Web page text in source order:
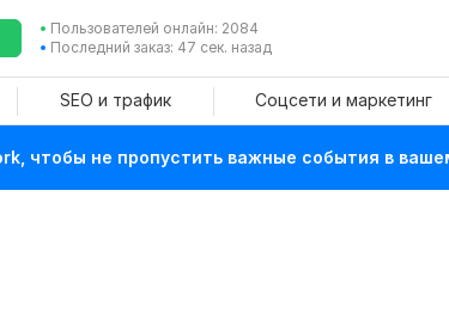
Пользователей онлайн: 2084
Последний заказ: 47 сек. назад
SEO и трафик Соцсети и маркетинг
чтобы не пропустить важные события в